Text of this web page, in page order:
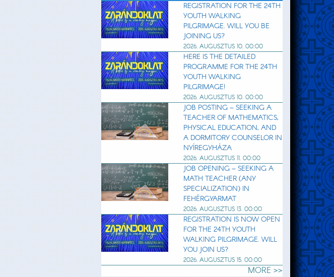
REGISTRATION FOR THE 24TH
YOUTH WALKING
PILGRIMAGE. WILL YOU BE
JOINING US?
2026. AUGUSZTUS 10. 00:00
HERE IS THE DETAILED
PROGRAMME FOR THE 24TH
YOUTH WALKING
PILGRIMAGE!
2026. AUGUSZTUS 10. 00:00
JOB POSTING – SEEKING A
TEACHER OF MATHEMATICS,
PHYSICAL EDUCATION, AND
A DORMITORY COUNSELOR IN
NYÍREGYHÁZA
2026. AUGUSZTUS 11. 00:00
JOB OPENING – SEEKING A
MATH TEACHER (ANY
SPECIALIZATION) IN
FEHÉRGYARMAT
2026. AUGUSZTUS 13. 00:00
REGISTRATION IS NOW OPEN
FOR THE 24TH YOUTH
WALKING PILGRIMAGE. WILL
YOU JOIN US?
2026. AUGUSZTUS 15. 00:00
MORE >>